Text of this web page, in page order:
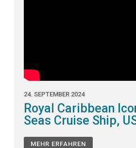
24. SEPTEMBER 2024
Royal Caribbean
Seas Cruise Ship,
MEHR ERFAHREN